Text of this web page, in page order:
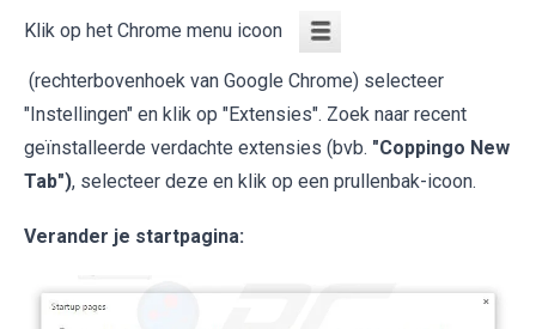
Klik op het Chrome menu icoon
(rechterbovenhoek van Google Chrome) selecteer
"Instellingen" en klik op "Extensies". Zoek naar recent
geïnstalleerde verdachte extensies (bvb. "Coppingo New
Tab"), selecteer deze en klik op een prullenbak-icoon.
Verander je startpagina: